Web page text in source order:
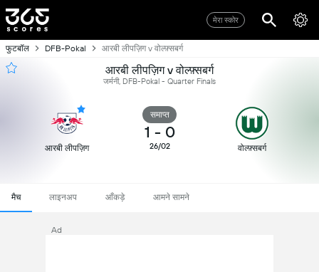
मेरा स्कोर
फुटबॉल DFB-Pokal आरबी लीपज़िग v वोल्फ़्सबर्ग
आरबी लीपज़िग v वोल्फ़्सबर्ग
जर्मनी, DFB-Pokal - Quarter Finals
आरबी लीपज़िग
समाप्त
1 - 0
26/02 वोल्फ़्सबर्ग
मैच लाइनअप आँकड़े आमने सामने
Ad